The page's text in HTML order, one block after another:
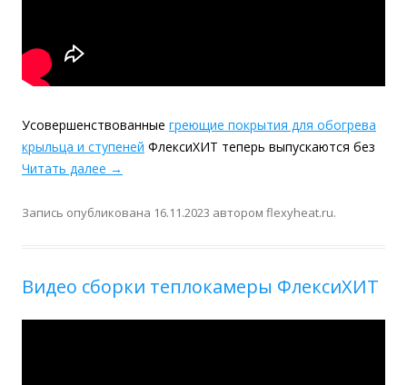
Усовершенствованные греющие покрытия для обогрева
крыльца и ступеней ФлексиХИТ теперь выпускаются без
Читать далее →
Запись опубликована 16.11.2023 автором flexyheat.ru.
Видео сборки теплокамеры ФлексиХИТ